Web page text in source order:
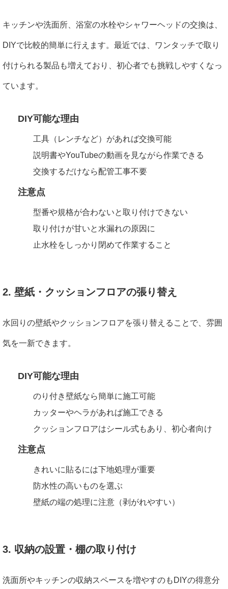
キッチンや洗面所、浴室の水栓やシャワーヘッドの交換は、
DIYで比較的簡単に行えます。最近では、ワンタッチで取り
付けられる製品も増えており、初心者でも挑戦しやすくなっ
ています。
DIY可能な理由
工具（レンチなど）があれば交換可能
説明書やYouTubeの動画を見ながら作業できる
交換するだけなら配管工事不要
注意点
型番や規格が合わないと取り付けできない
取り付けが甘いと水漏れの原因に
止水栓をしっかり閉めて作業すること
2. 壁紙・クッションフロアの張り替え
水回りの壁紙やクッションフロアを張り替えることで、雰囲
気を一新できます。
DIY可能な理由
のり付き壁紙なら簡単に施工可能
カッターやヘラがあれば施工できる
クッションフロアはシール式もあり、初心者向け
注意点
きれいに貼るには下地処理が重要
防水性の高いものを選ぶ
壁紙の端の処理に注意（剥がれやすい）
3. 収納の設置・棚の取り付け
洗面所やキッチンの収納スペースを増やすのもDIYの得意分